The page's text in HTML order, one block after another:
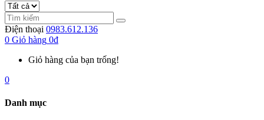
Điện thoại 0983.612.136
0 Giỏ hàng 0đ
Giỏ hàng của bạn trống!
0
Danh mục